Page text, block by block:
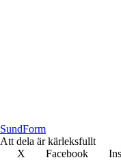
SundForm
Att dela är kärleksfullt
X
Facebook